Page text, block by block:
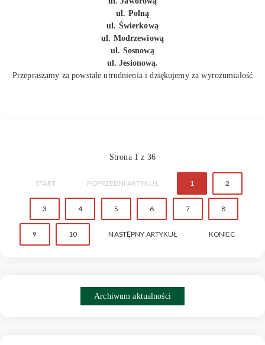
ul. Polną
ul. Świerkową
ul. Modrzewiową
ul. Sosnową
ul. Jesionową.
Przepraszamy za powstałe utrudnienia i dziękujemy za wyrozumiałość
Strona 1 z 36
START POPRZEDNI ARTYKUŁ 1 2
3 4 5 6 7 8
9 10 NASTĘPNY ARTYKUŁ KONIEC
Archiwum aktualności